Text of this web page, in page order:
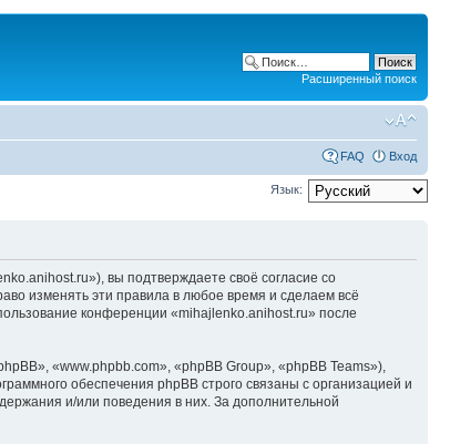
Расширенный поиск
FAQ Вход
Язык:
вы подтверждаете своё согласие со
изменять эти правила в любое время и сделаем всё
конференции «mihajlenko.anihost.ru» после
«www.phpbb.com», «phpBB Group», «phpBB Teams»),
обеспечения phpBB строго связаны с организацией и
и/или поведения в них. За дополнительной